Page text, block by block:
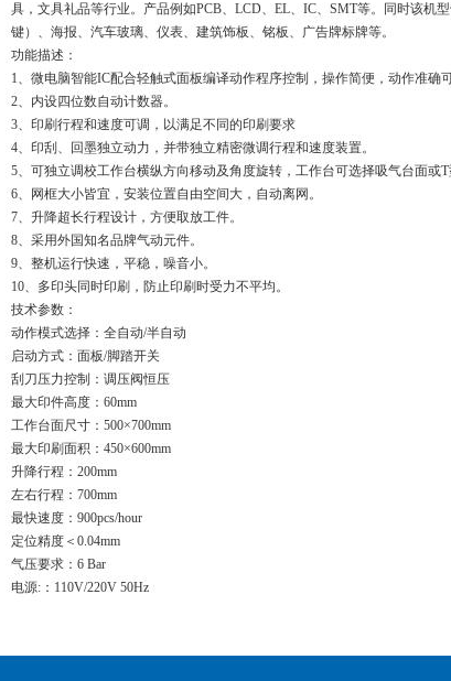
具，文具礼品等行业。产品例如PCB、LCD、EL、IC、SMT等。同时该机
键）、海报、汽车玻璃、仪表、建筑饰板、铭板、广告牌标牌等。
功能描述：
1、微电脑智能IC配合轻触式面板编译动作程序控制，操作简便，动作准确可
2、内设四位数自动计数器。
3、印刷行程和速度可调，以满足不同的印刷要求
4、印刮、回墨独立动力，并带独立精密微调行程和速度装置。
5、可独立调校工作台横纵方向移动及角度旋转，工作台可选择吸气台面或T
6、网框大小皆宜，安装位置自由空间大，自动离网。
7、升降超长行程设计，方便取放工件。
8、采用外国知名品牌气动元件。
9、整机运行快速，平稳，噪音小。
10、多印头同时印刷，防止印刷时受力不平均。
技术参数：
动作模式选择：全自动/半自动
启动方式：面板/脚踏开关
刮刀压力控制：调压阀恒压
最大印件高度：60mm
工作台面尺寸：500×700mm
最大印刷面积：450×600mm
升降行程：200mm
左右行程：700mm
最快速度：900pcs/hour
定位精度＜0.04mm
气压要求：6 Bar
电源:：110V/220V 50Hz